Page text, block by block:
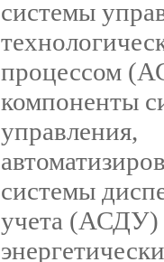
системы
процессом
компоненты
управления,
системы
учета (АСДУ)